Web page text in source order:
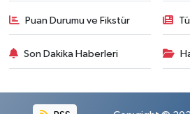
Puan Durumu ve Fikstür
Son Dakika Haberleri